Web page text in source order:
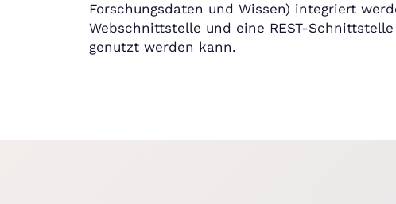
Forschungsdaten und Wissen) integriert
Webschnittstelle und eine REST-
genutzt werden kann.